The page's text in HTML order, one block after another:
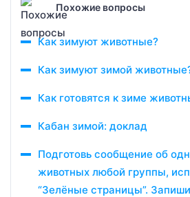
Похожие вопросы
Как зимуют животные?
Как зимуют зимой
Как готовятся к зиме
Кабан зимой: доклад
Подготовь сообщение об
животных любой группы,
“Зелёные страницы”.